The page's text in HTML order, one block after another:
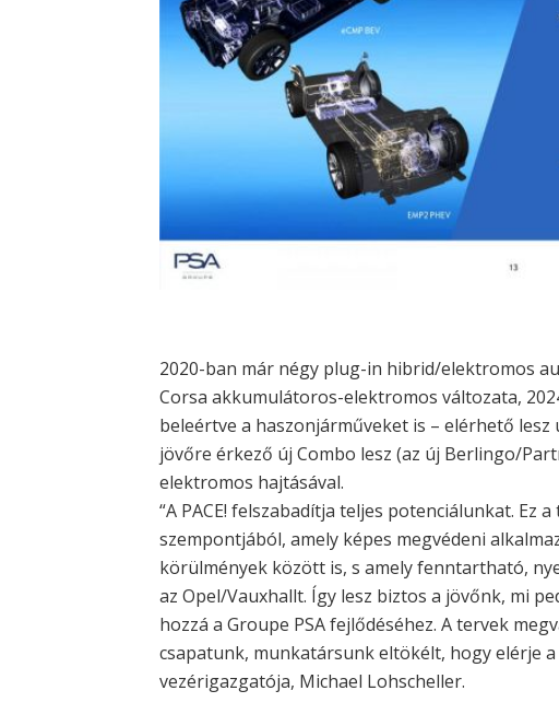
2020-ban már négy plug-in hibrid/elektromos
Corsa akkumulátoros-elektromos változata,
beleértve a haszonjárműveket is – elérhető
jövőre érkező új Combo lesz (az új Berlingo/
elektromos hajtásával.
“A PACE! felszabadítja teljes potenciálunkat. Ez
szempontjából, amely képes megvédeni
körülmények között is, s amely fenntartható,
az Opel/Vauxhallt. Így lesz biztos a jövőnk, mi
hozzá a Groupe PSA fejlődéséhez. A tervek
csapatunk, munkatársunk eltökélt, hogy elérje
vezérigazgatója, Michael Lohscheller.